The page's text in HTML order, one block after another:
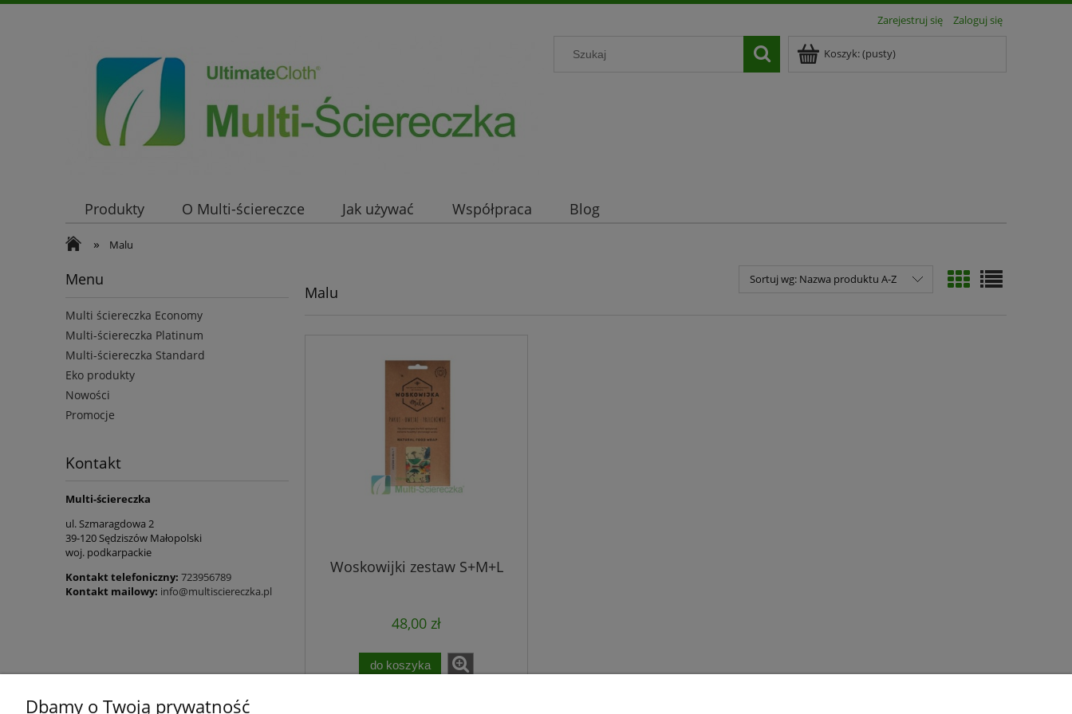
Zarejestruj się Zaloguj się
Koszyk:(pusty)
Produkty O Multi-ściereczce Jak używać Współpraca Blog
» Malu
Menu
Multi ściereczka Economy
Multi-ściereczka Platinum
Multi-ściereczka Standard
Eko produkty
Nowości
Promocje
Kontakt
Multi-ściereczka
ul. Szmaragdowa 2
39-120 Sędziszów Małopolski
woj. podkarpackie
Kontakt telefoniczny: 723956789
Kontakt mailowy: info@multisciereczka.pl
Malu
Sortuj wg: Nazwa produktu A-Z
Woskowijki zestaw S+M+L
48,00 zł
do koszyka
Dbamy o Twoją prywatność